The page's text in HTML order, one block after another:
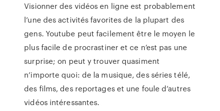
Visionner des vidéos en ligne est probablement
l’une des activités favorites de la plupart des
gens. Youtube peut facilement être le moyen le
plus facile de procrastiner et ce n’est pas une
surprise; on peut y trouver quasiment
n’importe quoi: de la musique, des séries télé,
des films, des reportages et une foule d’autres
vidéos intéressantes.